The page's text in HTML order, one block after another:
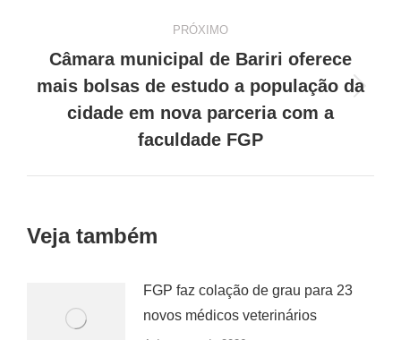
PRÓXIMO
Próximo
post:
Câmara municipal de Bariri oferece
mais bolsas de estudo a população da
cidade em nova parceria com a
faculdade FGP
Veja também
FGP faz colação de grau para 23
novos médicos veterinários